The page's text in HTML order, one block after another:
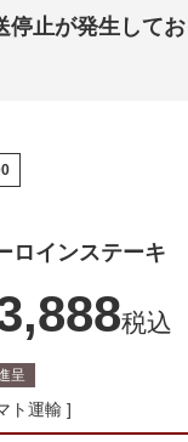
止が発生してお
ロインステーキ
税込
呈
ト運輸